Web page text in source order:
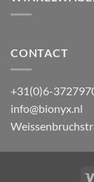
met
een
circulaire
CONTACT
+31(0)6-
info@bionyx.nl